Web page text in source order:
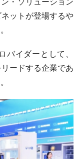
ットが登場するや
バイダーとして、
ードする企業であ